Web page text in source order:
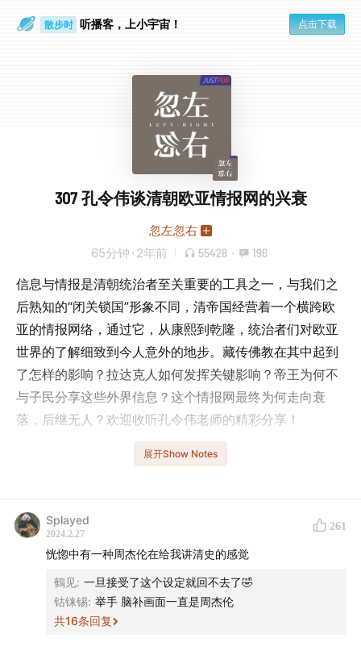
散步时 听播客，上小宇宙！ 点击下载
307 孔令伟谈清朝欧亚情报网的兴衰
忽左忽右
65分钟 · 2年前 55428 · 196
信息与情报是清朝统治者至关重要的工具之一，与我们之
后熟知的“闭关锁国”形象不同，清帝国经营着一个横跨欧
亚的情报网络，通过它，从康熙到乾隆，统治者们对欧亚
世界的了解细致到今人意外的地步。藏传佛教在其中起到
了怎样的影响？拉达克人如何发挥关键影响？帝王为何不
与子民分享这些外界信息？这个情报网最终为何走向衰
落，后继无人？欢迎收听孔令伟老师的精彩分享！
孔令伟，哥伦比亚大学东亚系暨历史学系博士，“中研院”
史语所研究员
程衍樑（微博@GrenadierGuard2）
展开Show Notes
Splayed
2024.2.27
261
恍惚中有一种周杰伦在给我讲清史的感觉
鶴见: 一旦接受了这个设定就回不去了🤣
钴铼锡: 举手 脑补画面一直是周杰伦
共16条回复